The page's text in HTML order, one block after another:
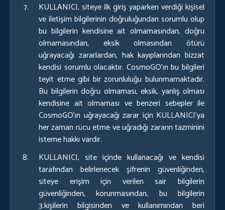
KULLANICI, siteye ilk giriş yaparken verdiği kişisel
ve iletişim bilgilerinin doğruluğundan sorumlu olup
bu bilgilerin kendisine ait olmamasından, doğru
olmamasından, eksik olmasından ötürü
uğrayacağı zararlardan, hak kayıplarından bizzat
kendisi sorumlu olacaktır. CosmoGO’ın bu bilgileri
teyit etme gibi bir zorunluluğu bulunmamaktadır.
Bu bilgilerin doğru olmaması, eksik, yanlış olması
kendisine ait olmaması ve benzeri sebepler ile
CosmoGO’ın uğrayacağı zarar için KULLANICI’ya
her zaman rücu etme ve uğradığı zararın tazminini
isteme hakkı vardır.
KULLANICI, site içinde kullanacağı ve kendisi
tarafından belirlenecek şifrenin güvenliğinden,
siteye erişim için verilen sair bilgilerin
güvenliğinden, korunmasından, bu bilgilerin
3.kişilerin bilgisinden ve kullanımından beri